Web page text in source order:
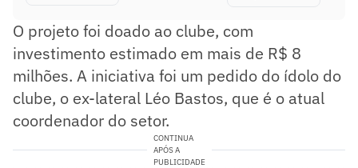
O projeto foi doado ao clube, com
investimento estimado em mais de R$ 8
milhões. A iniciativa foi um pedido do ídolo do
clube, o ex-lateral Léo Bastos, que é o atual
coordenador do setor.
CONTINUA
APÓS A
PUBLICIDADE